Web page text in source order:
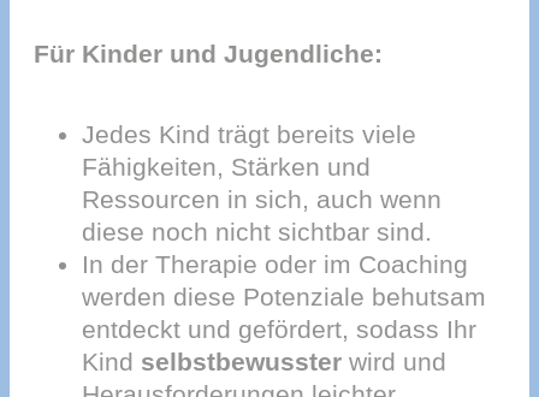
Für Kinder und Jugendliche:
Jedes Kind trägt bereits viele
Fähigkeiten, Stärken und
Ressourcen in sich, auch wenn
diese noch nicht sichtbar sind.
In der Therapie oder im Coaching
werden diese Potenziale behutsam
entdeckt und gefördert, sodass Ihr
Kind selbstbewusster wird und